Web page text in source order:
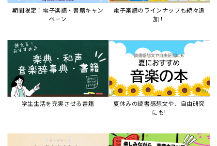
期間限定！電子楽譜・書籍キャン
ペーン
電子楽譜のラインナップも続々追
加！
学生生活を充実させる書籍
夏休みの読書感想文や、自由研究
にも!